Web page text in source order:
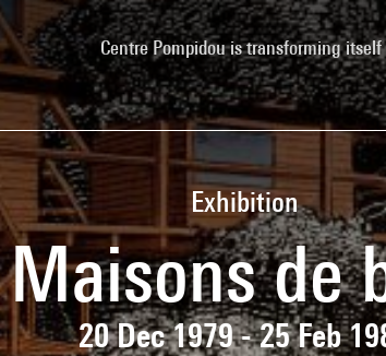
Centre Pompidou is transforming itself
Exhibition
Maisons de
20 Dec 1979 - 25 Feb